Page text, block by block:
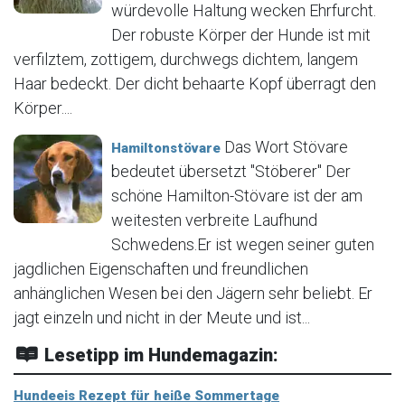
würdevolle Haltung wecken Ehrfurcht.
Der robuste Körper der Hunde ist mit
verfilztem, zottigem, durchwegs dichtem, langem
Haar bedeckt. Der dicht behaarte Kopf überragt den
Körper....
Hamiltonstövare Das Wort Stövare
bedeutet übersetzt "Stöberer" Der
schöne Hamilton-Stövare ist der am
weitesten verbreite Laufhund
Schwedens.Er ist wegen seiner guten
jagdlichen Eigenschaften und freundlichen
anhänglichen Wesen bei den Jägern sehr beliebt. Er
jagt einzeln und nicht in der Meute und ist...
Lesetipp im Hundemagazin:
Hundeeis Rezept für heiße Sommertage